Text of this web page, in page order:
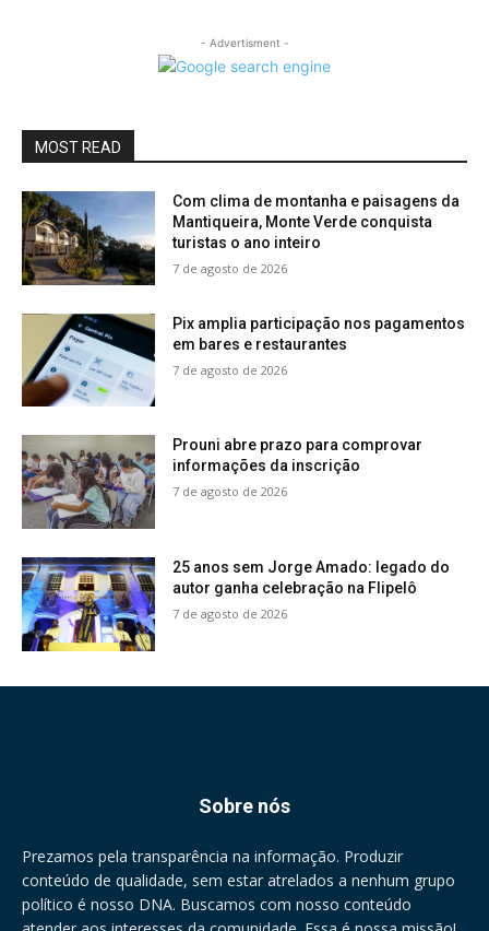
- Advertisment -
MOST READ
Com clima de montanha e paisagens da
Mantiqueira, Monte Verde conquista
turistas o ano inteiro
7 de agosto de 2026
Pix amplia participação nos pagamentos
em bares e restaurantes
7 de agosto de 2026
Prouni abre prazo para comprovar
informações da inscrição
7 de agosto de 2026
25 anos sem Jorge Amado: legado do
autor ganha celebração na Flipelô
7 de agosto de 2026
Sobre nós
Prezamos pela transparência na informação. Produzir
conteúdo de qualidade, sem estar atrelados a nenhum grupo
político é nosso DNA. Buscamos com nosso conteúdo